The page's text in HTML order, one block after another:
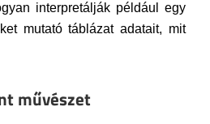
interpretálják például egy
mutató táblázat adatait, mit
művészet